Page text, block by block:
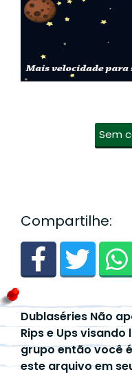
Sem
Compartilhe:
Dublaséries Não
Rips e Ups
grupo então você
este arquivo em